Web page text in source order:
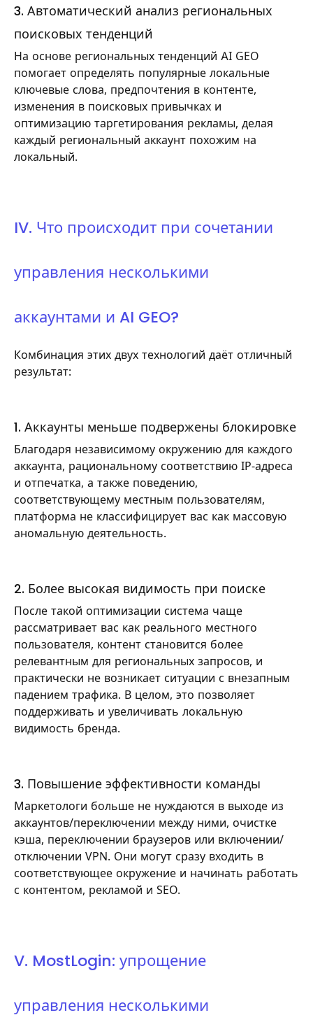
3. Автоматический анализ региональных
поисковых тенденций
На основе региональных тенденций AI GEO
помогает определять популярные локальные
ключевые слова, предпочтения в контенте,
изменения в поисковых привычках и
оптимизацию таргетирования рекламы, делая
каждый региональный аккаунт похожим на
локальный.
IV. Что происходит при сочетании
управления несколькими
аккаунтами и AI GEO?
Комбинация этих двух технологий даёт отличный
результат:
1. Аккаунты меньше подвержены блокировке
Благодаря независимому окружению для каждого
аккаунта, рациональному соответствию IP-адреса
и отпечатка, а также поведению,
соответствующему местным пользователям,
платформа не классифицирует вас как массовую
аномальную деятельность.
2. Более высокая видимость при поиске
После такой оптимизации система чаще
рассматривает вас как реального местного
пользователя, контент становится более
релевантным для региональных запросов, и
практически не возникает ситуации с внезапным
падением трафика. В целом, это позволяет
поддерживать и увеличивать локальную
видимость бренда.
3. Повышение эффективности команды
Маркетологи больше не нуждаются в выходе из
аккаунтов/переключении между ними, очистке
кэша, переключении браузеров или включении/
отключении VPN. Они могут сразу входить в
соответствующее окружение и начинать работать
с контентом, рекламой и SEO.
V. MostLogin: упрощение
управления несколькими